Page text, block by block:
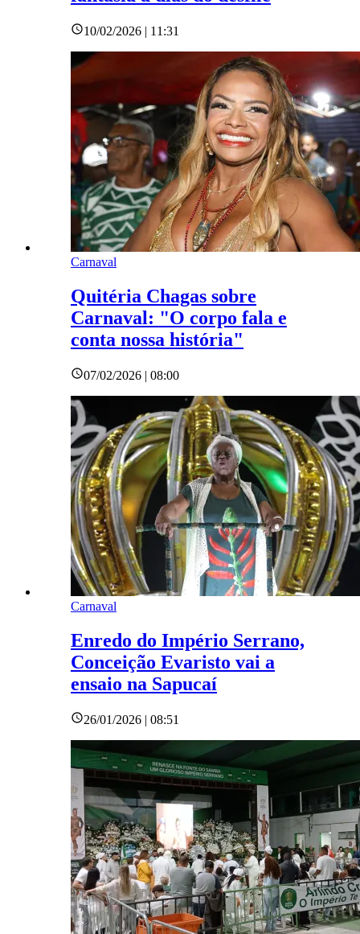
10/02/2026 | 11:31
Carnaval
Quitéria Chagas sobre
Carnaval: "O corpo fala e
conta nossa história"
07/02/2026 | 08:00
Carnaval
Enredo do Império Serrano,
Conceição Evaristo vai a
ensaio na Sapucaí
26/01/2026 | 08:51